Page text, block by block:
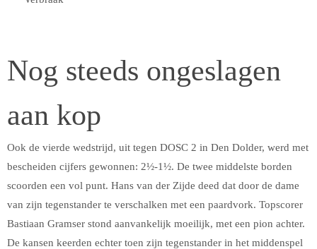
Nog steeds ongeslagen
aan kop
Ook de vierde wedstrijd, uit tegen DOSC 2 in Den Dolder, werd met
bescheiden cijfers gewonnen: 2½-1½. De twee middelste borden
scoorden een vol punt. Hans van der Zijde deed dat door de dame
van zijn tegenstander te verschalken met een paardvork. Topscorer
Bastiaan Gramser stond aanvankelijk moeilijk, met een pion achter.
De kansen keerden echter toen zijn tegenstander in het middenspel